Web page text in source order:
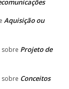
Aquisição ou
sobre Projeto de
sobre Conceitos